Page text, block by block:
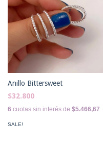
Anillo Bittersweet
$32.800
6 cuotas sin interés de $5.466,67
SALE!